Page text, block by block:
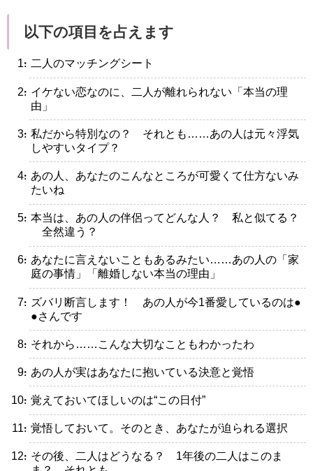
以下の項目を占えます
・二人のマッチングシート
・イケない恋なのに、二人が離れられない「本当の理
由」
・私だから特別なの？ それとも……あの人は元々浮気
しやすいタイプ？
・あの人、あなたのこんなところが可愛くて仕方ないみ
たいね
・本当は、あの人の伴侶ってどんな人？ 私と似てる？
全然違う？
・あなたに言えないこともあるみたい……あの人の「家
庭の事情」「離婚しない本当の理由」
・ズバリ断言します！ あの人が今1番愛しているのは●
●さんです
・それから……こんな大切なこともわかったわ
・あの人が実はあなたに抱いている決意と覚悟
・覚えておいてほしいのは“この日付”
・覚悟しておいて。そのとき、あなたが迫られる選択
・その後、二人はどうなる？ 1年後の二人はこのま